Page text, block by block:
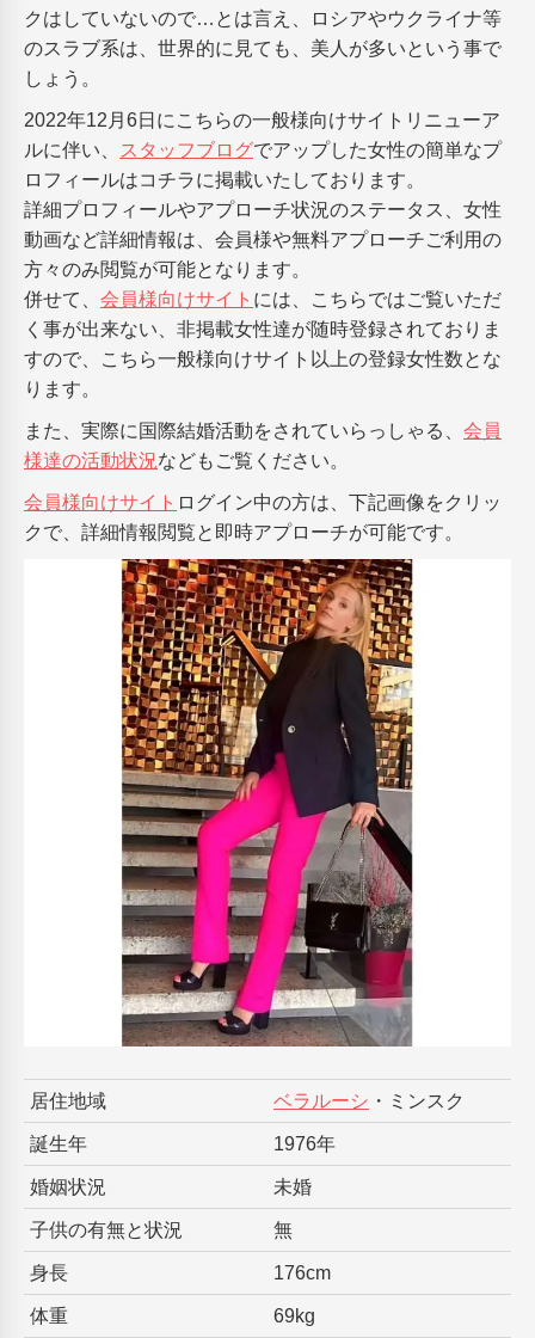
クはしていないので…とは言え、ロシアやウクライナ等
のスラブ系は、世界的に見ても、美人が多いという事で
しょう。
2022年12月6日にこちらの一般様向けサイトリニューア
ルに伴い、
スタッフブログでアップした女性の簡単なプ
ロフィールはコチラに掲載いたしております。
詳細プロフィールやアプローチ状況のステータス、女性
動画など詳細情報は、会員様や無料アプローチご利用の
方々のみ閲覧が可能となります。
併せて、 会員様向けサイト には、こちらではご覧いただ
く事が出来ない、非掲載女性達が随時登録されておりま
すので、こちら一般様向けサイト以上の登録女性数とな
ります。
また、実際に国際結婚活動をされていらっしゃる、 会員
様達の活動状況などもご覧ください。
会員様向けサイト ログイン中の方は、下記画像をクリッ
クで、詳細情報閲覧と即時アプローチが可能です。
居住地域 ベラルーシ ・ミンスク
誕生年 1976年
婚姻状況 未婚
子供の有無と状況 無
身長 176cm
体重 69kg